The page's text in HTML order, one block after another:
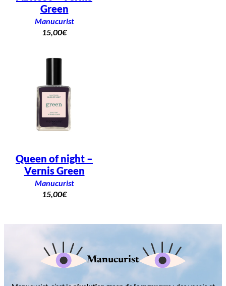
Green
Manucurist
15,00€
Queen of night –
Vernis Green
Manucurist
15,00€
Manucurist